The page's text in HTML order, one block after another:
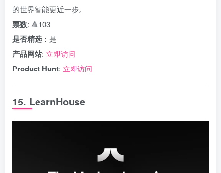
的世界智能更近一步。
票数: 🔺103
是否精选 ：是
产品网站: 立即访问
Product Hunt: 立即访问
15. LearnHouse